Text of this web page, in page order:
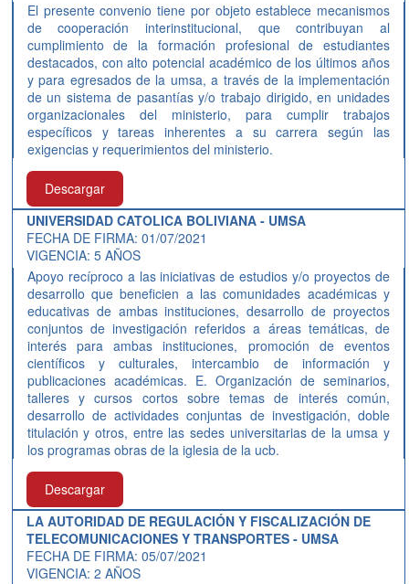
El presente convenio tiene por objeto establece mecanismos
de cooperación interinstitucional, que contribuyan al
cumplimiento de la formación profesional de estudiantes
destacados, con alto potencial académico de los últimos años
y para egresados de la umsa, a través de la implementación
de un sistema de pasantías y/o trabajo dirigido, en unidades
organizacionales del ministerio, para cumplir trabajos
específicos y tareas inherentes a su carrera según las
exigencias y requerimientos del ministerio.
Descargar
UNIVERSIDAD CATOLICA BOLIVIANA - UMSA
FECHA DE FIRMA: 01/07/2021
VIGENCIA: 5 AÑOS
Apoyo recíproco a las iniciativas de estudios y/o proyectos de
desarrollo que beneficien a las comunidades académicas y
educativas de ambas instituciones, desarrollo de proyectos
conjuntos de investigación referidos a áreas temáticas, de
interés para ambas instituciones, promoción de eventos
científicos y culturales, intercambio de información y
publicaciones académicas. E. Organización de seminarios,
talleres y cursos cortos sobre temas de interés común,
desarrollo de actividades conjuntas de investigación, doble
titulación y otros, entre las sedes universitarias de la umsa y
los programas obras de la iglesia de la ucb.
Descargar
LA AUTORIDAD DE REGULACIÓN Y FISCALIZACIÓN DE
TELECOMUNICACIONES Y TRANSPORTES - UMSA
FECHA DE FIRMA: 05/07/2021
VIGENCIA: 2 AÑOS